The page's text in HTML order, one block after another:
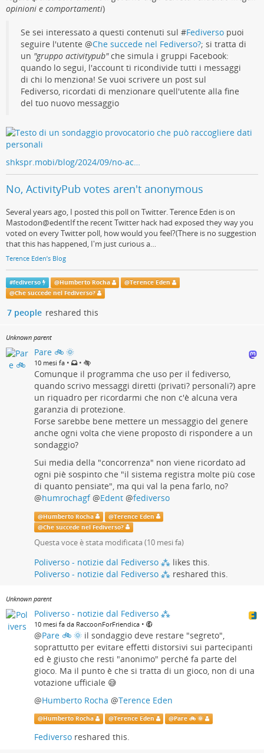
opinioni e comportamenti)
Se sei interessato a questi contenuti sul #Fediverso puoi
seguire l'utente @Che succede nel Fediverso?; si tratta di
un "gruppo activitypub"che simula i gruppi Facebook:
quando lo segui, l'account ti ricondivide tutti i messaggi
di chi lo menziona! Se vuoi scrivere un post sul
Fediverso, ricordati di menzionare quell'utente alla fine
del tuo nuovo messaggio
shkspr.mobi/blog/2024/09/no-ac…
No, ActivityPub votes aren't anonymous
Several years ago, I posted this poll on Twitter. Terence Eden is on
Mastodon@edentIf the recent Twitter hack had exposed they way you
voted on every Twitter poll, how would you feel?(There is no suggestion
that this has happened, I'm just curious a…
Terence Eden’s Blog
#fediverso @Humberto Rocha @Terence Eden
@Che succede nel Fediverso?
7 people reshared this
Unknown parent
Pare 🚲 🌞
10 mesi fa • •
Comunque il programma che uso per il fediverso,
quando scrivo messaggi diretti (privati? personali?) apre
un riquadro per ricordarmi che non c'è alcuna vera
garanzia di protezione.
Forse sarebbe bene mettere un messaggio del genere
anche ogni volta che viene proposto di rispondere a un
sondaggio?
Sui media della "concorrenza" non viene ricordato ad
ogni piè sospinto che "il sistema registra molte più cose
di quanto pensiate", ma qui val la pena farlo, no?
@humrochagf @Edent @fediverso
@Humberto Rocha @Terence Eden
@Che succede nel Fediverso?
Questa voce è stata modificata (10 mesi fa)
Poliverso - notizie dal Fediverso ⁂ likes this.
Poliverso - notizie dal Fediverso ⁂ reshared this.
Unknown parent
Poliverso - notizie dal Fediverso ⁂
10 mesi fa da RaccoonForFriendica •
@Pare 🚲 🌞 il sondaggio deve restare "segreto",
soprattutto per evitare effetti distorsivi sui partecipanti
ed è giusto che resti "anonimo" perché fa parte del
gioco. Ma il punto è che si tratta di un gioco, non di una
votazione ufficiale 😅
@Humberto Rocha @Terence Eden
@Humberto Rocha @Terence Eden @Pare 🚲 🌞
Fediverso reshared this.